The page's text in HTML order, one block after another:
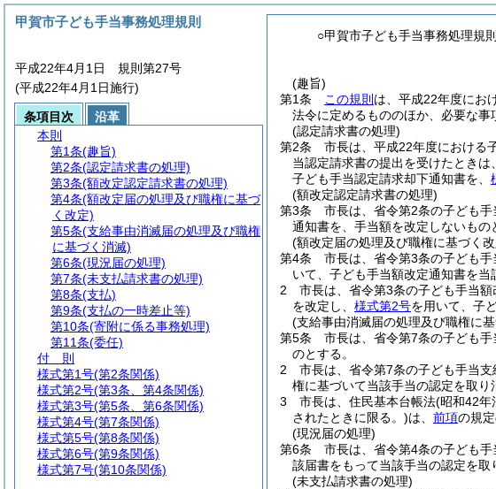
○甲賀市子ども手当事務処理規則
(趣旨)
第1条
この規則 は、平成22年度にお
法令に定めるもののほか、必要な事
(認定請求書の処理)
第2条
市長は、平成22年度における
当認定請求書の提出を受けたとき
子ども手当認定請求却下通知書を、
(額改定認定請求書の処理)
第3条
市長は、省令第2条の子ども
通知書を、手当額を改定しないもの
(額改定届の処理及び職権に基づく
第4条
市長は、省令第3条の子ども
いて、子ども手当額改定通知書を
2
市長は、省令第3条の子ども手当
を改定し、 様式第2号を用いて、子
(支給事由消滅届の処理及び職権に
第5条
市長は、省令第7条の子ども手
のとする。
2
市長は、省令第7条の子ども手当
権に基づいて当該手当の認定を取り
3
市長は、住民基本台帳法(昭和42年
されたときに限る。)は、 前項の規
(現況届の処理)
第6条
市長は、省令第4条の子ども
該届書をもって当該手当の認定を取
(未支払請求書の処理)
甲賀市子ども手当事務処理規則
平成22年4月1日 規則第27号
(平成22年4月1日施行)
条項目次
沿革
本則
第1条(趣旨)
第2条(認定請求書の処理)
第3条(額改定認定請求書の処理)
第4条(額改定届の処理及び職権に基づ
く改定)
第5条(支給事由消滅届の処理及び職権
に基づく消滅)
第6条(現況届の処理)
第7条(未支払請求書の処理)
第8条(支払)
第9条(支払の一時差止等)
第10条(寄附に係る事務処理)
第11条(委任)
付 則
様式第1号(第2条関係)
様式第2号(第3条、第4条関係)
様式第3号(第5条、第6条関係)
様式第4号(第7条関係)
様式第5号(第8条関係)
様式第6号(第9条関係)
様式第7号(第10条関係)